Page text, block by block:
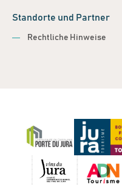
Standorte und Partner
Rechtliche Hinweise